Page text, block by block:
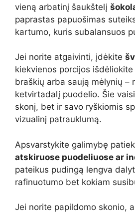
vieną arbatinį šaukštelį
paprastas papuošimas
kartumo, kuris subalansuos
Jei norite atgaivinti, įdėkite
kiekvienos porcijos
braškių arba saują mėlynių –
ketvirtadalį puodelio. Šie
skonį, bet ir savo ryškiomis
vizualinį patrauklumą.
Apsvarstykite galimybę
atskiruose puodeliuose ar
pateikus pudingą lengva
rafinuotumo bet kokiam
Jei norite papildomo skonio,